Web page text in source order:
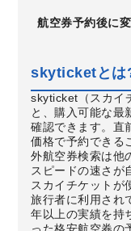
航空券予約後に
skyticketとは
skyticket（スカイ
と、購入可能な最
確認できます。直
価格で予約できる
外航空券検索は他
スピードの速さが
スカイチケットが
旅行者に利用され
年以上の実績を持